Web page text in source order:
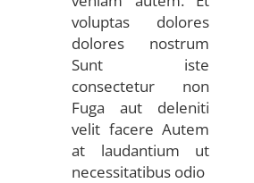
voluptas dolores
dolores nostrum
Sunt iste
consectetur non
Fuga aut deleniti
velit facere Autem
at laudantium ut
necessitatibus odio